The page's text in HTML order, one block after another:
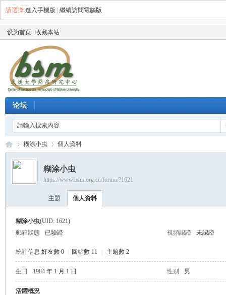
請選擇 進入手機版 繼續訪問電腦版
设为首页 收藏本站
论坛
›
糊涂小虫 個人資料
糊涂小虫
https://www.bsm.org.cn/forum/?1621
主題 個人資料
糊涂小虫(UID: 1621)
郵箱狀態
已驗證 視頻認證 未認證
統計信息 好友數 0 回帖數 11 主題數 2
生日 1984 年 1 月 1 日 性别 男
活躍概況